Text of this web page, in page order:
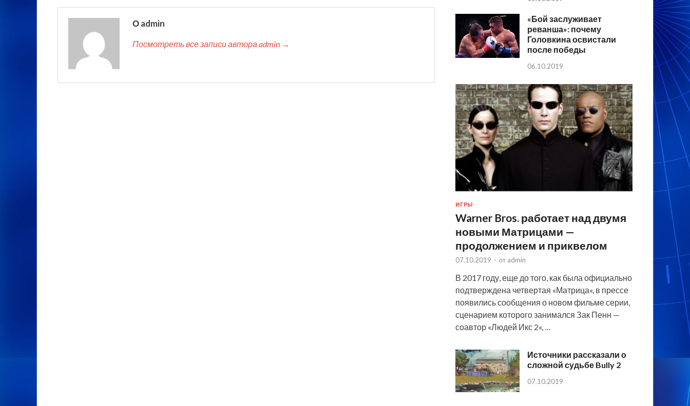
О admin
Посмотреть все записи автора admin →
«Бой заслуживает
реванша»: почему
Головкина освистали
после победы
06.10.2019
ИГРЫ
Warner Bros. работает над двумя
новыми Матрицами —
продолжением и приквелом
07.10.2019 - от admin
В 2017 году, еще до того, как была официально
подтверждена четвертая «Матрица«, в прессе
появились сообщения о новом фильме серии,
сценарием которого занимался Зак Пенн —
соавтор «Людей Икс 2«, …
Источники рассказали о
сложной судьбе Bully 2
07.10.2019